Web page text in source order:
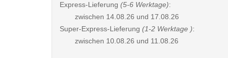
Express-Lieferung (5-6 Werktage):
zwischen 14.08.26 und 17.08.26
Super-Express-Lieferung (1-2 Werktage ):
zwischen 10.08.26 und 11.08.26